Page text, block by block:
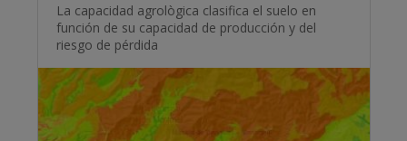
La capacidad agrològica clasifica el suelo en
función de su capacidad de producción y del
riesgo de pérdida